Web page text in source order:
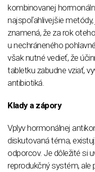
kombinovanej
najspoľahlivejšie
znamená, že za rok
u nechráneného
však nutné vedieť, že
tabletku zabudne vziať,
antibiotiká.
Klady a zápory
Vplyv hormonálnej
diskutovaná téma,
odporcov. Je dôležité si
reprodukčný systém, ale